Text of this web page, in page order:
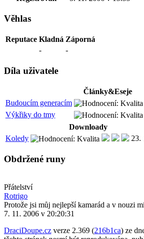
Věhlas
Reputace Kladná Záporná
-
-
Díla uživatele
Články&Eseje
Budoucím generacím
Výkřiky do tmy
Downloady
Koledy
23.
Obdržené runy
Přátelství
Rotrigo
Protože jsi můj nejlepší kamarád a v nouzi
7. 11. 2006 v 20:20:31
DraciDoupe.cz verze 2.369 (216b1ca) ze